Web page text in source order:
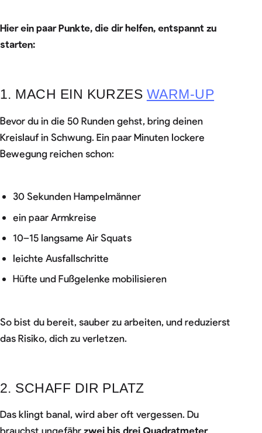
Hier ein paar Punkte, die dir helfen, entspannt zu
starten:
1. MACH EIN KURZES WARM-UP
Bevor du in die 50 Runden gehst, bring deinen
Kreislauf in Schwung. Ein paar Minuten lockere
Bewegung reichen schon:
30 Sekunden Hampelmänner
ein paar Armkreise
10–15 langsame Air Squats
leichte Ausfallschritte
Hüfte und Fußgelenke mobilisieren
So bist du bereit, sauber zu arbeiten, und reduzierst
das Risiko, dich zu verletzen.
2. SCHAFF DIR PLATZ
Das klingt banal, wird aber oft vergessen. Du
brauchst ungefähr zwei bis drei Quadratmeter